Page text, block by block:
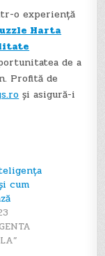
o experiență
Harta
de a
Profită de
și asigură-i
cum